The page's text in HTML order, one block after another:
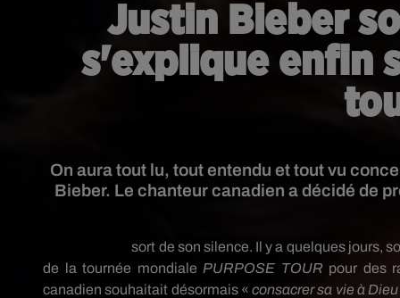
Justin Bieber
s'explique enfin
On aura tout lu, tout entendu et tout vu
Bieber. Le chanteur canadien a décidé de
sort de son silence. Il y a quelques jours,
de la tournée mondiale PURPOSE TOUR pour des
canadien souhaitait désormais «consacrer sa vie à Dieu